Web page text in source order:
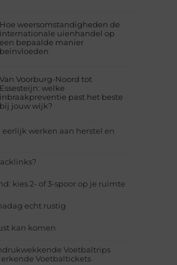
Hoe weersomstandigheden de
internationale uienhandel op
een bepaalde manier
beïnvloeden
Van Voorburg-Noord tot
Essesteijn: welke
inbraakpreventie past het beste
bij jouw wijk?
eerlijk werken aan herstel en
kies 2- of 3-spoor op je ruimte
echt rustig
kan komen
Voetbaltrips
Voetbaltickets